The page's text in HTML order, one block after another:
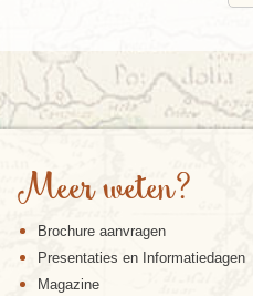
Meer weten?
Brochure aanvragen
Presentaties en Informatiedagen
Magazine